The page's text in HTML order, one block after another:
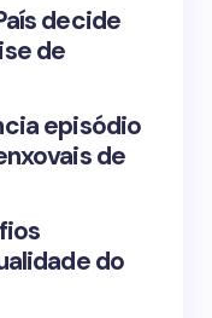
browser for the
decide
de
episódio
de
do